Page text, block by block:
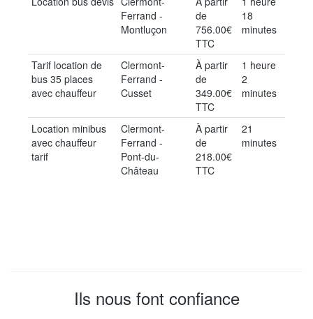
Ferrand -
Montluçon
de
756.00€
TTC
18
minutes
Tarif location de
bus 35 places
avec chauffeur
Clermont-
Ferrand -
Cusset
À partir
de
349.00€
TTC
1 heure
2
minutes
Location minibus
avec chauffeur
tarif
Clermont-
Ferrand -
Pont-du-
Château
À partir
de
218.00€
TTC
21
minutes
Ils nous font confiance